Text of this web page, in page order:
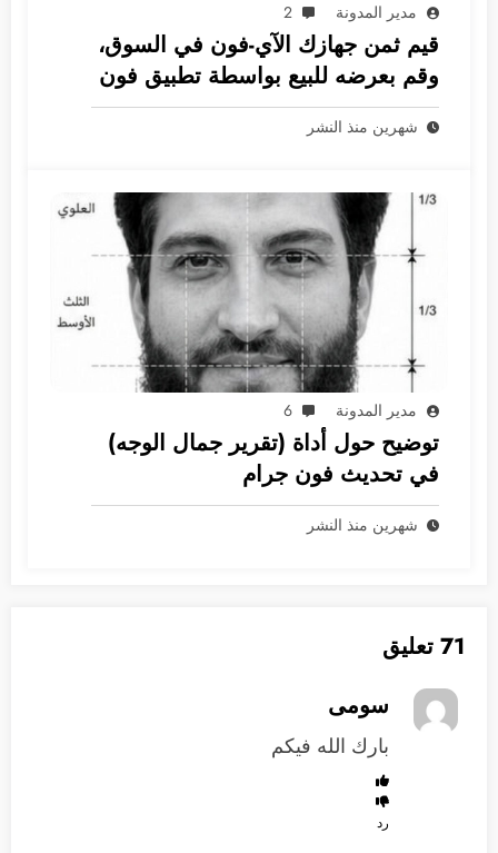
مدير المدونة 2
قيم ثمن جهازك الآي-فون في السوق،
وقم بعرضه للبيع بواسطة تطبيق فون
جرام
شهرين منذ النشر
مدير المدونة 6
توضيح حول أداة (تقرير جمال الوجه)
في تحديث فون جرام
شهرين منذ النشر
71 تعليق
سومى
بارك الله فيكم
رد